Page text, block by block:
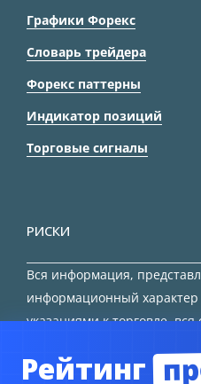
Графики Форекс
Словарь трейдера
Форекс паттерны
Индикатор позиций
Торговые сигналы
РИСКИ
Вся информация,
информационный
указаниями к торговле, вся
Рейтинг